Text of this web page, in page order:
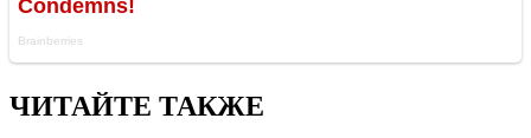
ЧИТАЙТЕ ТАКЖЕ